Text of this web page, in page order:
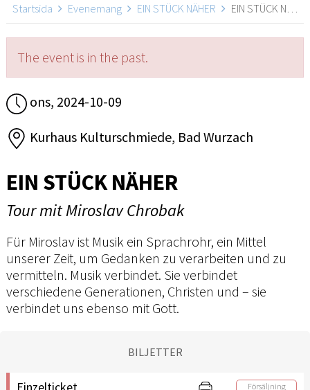
Startsida Evenemang EIN STÜCK NÄHER EIN STÜCK NÄHER, Bad Wurzach
The event is in the past.
ons, 2024-10-09
Kurhaus Kulturschmiede, Bad Wurzach
EIN STÜCK NÄHER
Tour mit Miroslav Chrobak
Für Miroslav ist Musik ein Sprachrohr, ein Mittel
unserer Zeit, um Gedanken zu verarbeiten und zu
vermitteln. Musik verbindet. Sie verbindet
verschiedene Generationen, Christen und – sie
verbindet uns ebenso mit Gott.
BILJETTER
Einzelticket
Försäljning